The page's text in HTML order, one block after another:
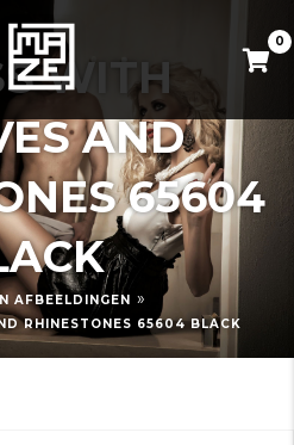
0
WITH
AND
65604
AFBEELDINGEN »
RHINESTONES 65604 BLACK